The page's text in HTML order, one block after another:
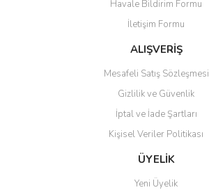
Ürün açıklamasında eksik bilgiler bulunuyor.
Ürün bilgilerinde hatalar bulunuyor.
Ürün fiyatı diğer sitelerden daha pahalı.
Gönder
Havale Bildirim Formu
İletişim Formu
ALIŞVERİŞ
Mesafeli Satış Sözleşmesi
Gizlilik ve Güvenlik
İptal ve İade Şartları
Kişisel Veriler Politikası
ÜYELİK
Yeni Üyelik